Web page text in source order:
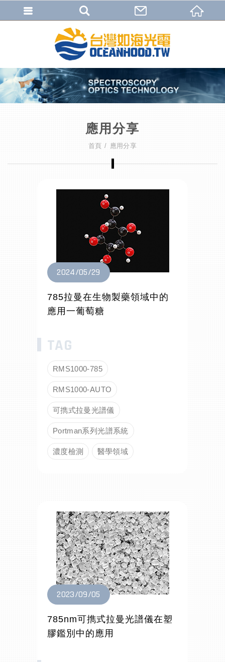
應用分享
首頁 應用分享
2024/05/29
785拉曼在生物製藥領域中的
應用一葡萄糖
RMS1000-785
RMS1000-AUTO
可擕式拉曼光譜儀
Portman系列光譜系統
濃度檢測 醫學領域
2023/09/05
785nm可擕式拉曼光譜儀在塑
膠鑑別中的應用